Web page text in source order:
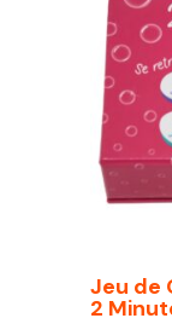
Jeu de
2